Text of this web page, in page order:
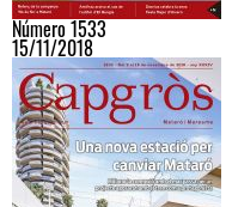
Número 1533
15/11/2018